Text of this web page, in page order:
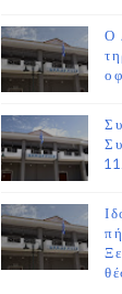
Ο